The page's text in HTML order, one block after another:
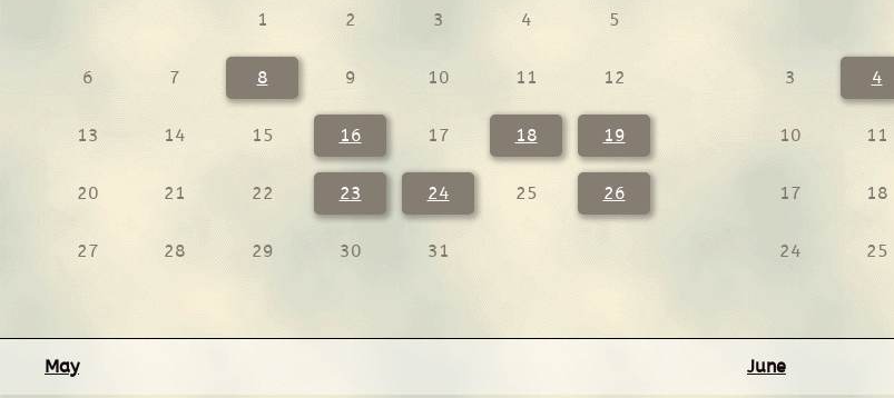
1 2 3 4 5
6 7 8 9 10 11 12
13 14 15 16 17 18 19
20 21 22 23 24 25 26
27 28 29 30 31
3 4
10 11
17 18
24 25
May June